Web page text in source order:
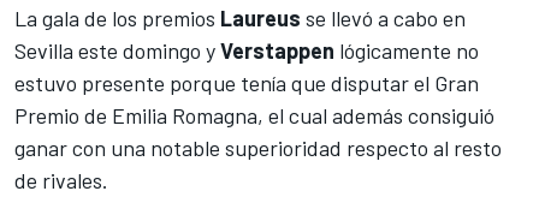
La gala de los premios Laureus se llevó a cabo en
Sevilla este domingo yVerstappen lógicamente no
estuvo presente porque tenía que disputar el Gran
Premio de Emilia Romagna, el cual además consiguió
ganar con una notable superioridad respecto al resto
de rivales.